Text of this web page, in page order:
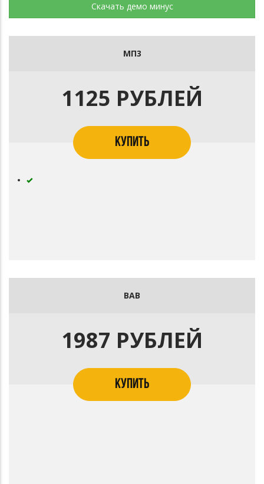
Скачать демо минус
МП3
1125 РУБЛЕЙ
КУПИТЬ
ВАВ
1987 РУБЛЕЙ
КУПИТЬ